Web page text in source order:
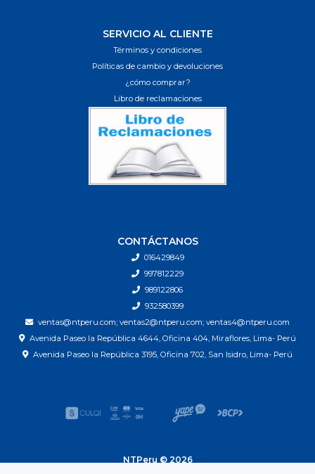
SERVICIO AL CLIENTE
Términos y condiciones
Políticas de cambio y devoluciones
¿cómo comprar?
Libro de reclamaciones
CONTÁCTANOS
016429849
997812229
989122806
932580399
ventas@ntperu.com; ventas2@ntperu.com; ventas4@ntperu.com
Avenida Paseo la República 4644, Oficina 404, Miraflores, Lima- Perú
Avenida Paseo la República 3195, Oficina 702, San Isidro, Lima- Perú
NTPeru © 2026